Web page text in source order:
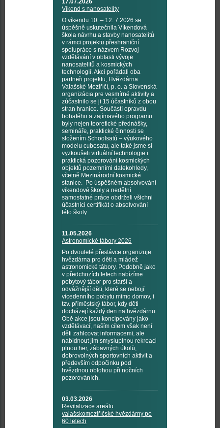
17.07.2026
Víkend s nanosatelity
O víkendu 10. – 12. 7 2026 se
úspěšně uskutečnila Víkendová
škola návrhu a stavby nanosatelitů
v rámci projektu přeshraniční
spolupráce s názvem Rozvoj
vzdělávání v oblasti vývoje
nanosatelitů a kosmických
technologií. Akci pořádali oba
partneři projektu, Hvězdárna
Valašské Meziříčí, p. o. a Slovenská
organizácia pre vesmírné aktivity a
zúčastnilo se ji 15 účastníků z obou
stran hranice. Součástí opravdu
bohatého a zajímavého programu
byly nejen teoretické přednášky,
semináře, praktické činnosti se
složením Schoolsatů – výukového
modelu cubesatu, ale také jsme si
vyzkoušeli virtuální technologie i
praktická pozorování kosmických
objektů pozemními dalekohledy,
včetně Mezinárodní kosmické
stanice. Po úspěšném absolvování
víkendové školy a nedělní
samostatné práce obdrželi všichni
účastníci certifikát o absolvování
této školy.
11.05.2026
Astronomické tábory 2026
Po dvouleté přestávce organizuje
hvězdárna pro děti a mládež
astronomické tábory. Podobně jako
v předchozích letech nabízíme
pobytový tábor pro starší a
odvážnější děti, které se nebojí
vícedenního pobytu mimo domov, i
tzv. příměstský tábor, kdy děti
docházejí každý den na hvězdárnu.
Obě akce jsou koncipovány jako
vzdělávací, naším cílem však není
děti zahlcovat informacemi, ale
nabídnout jim smysluplnou rekreaci
plnou her, zábavných úkolů,
dobrovolných sportovních aktivit a
především odpočinku pod
hvězdnou oblohou při nočních
pozorováních.
03.03.2026
Revitalizace areálu
valašskomeziříčské hvězdárny po
60 letech